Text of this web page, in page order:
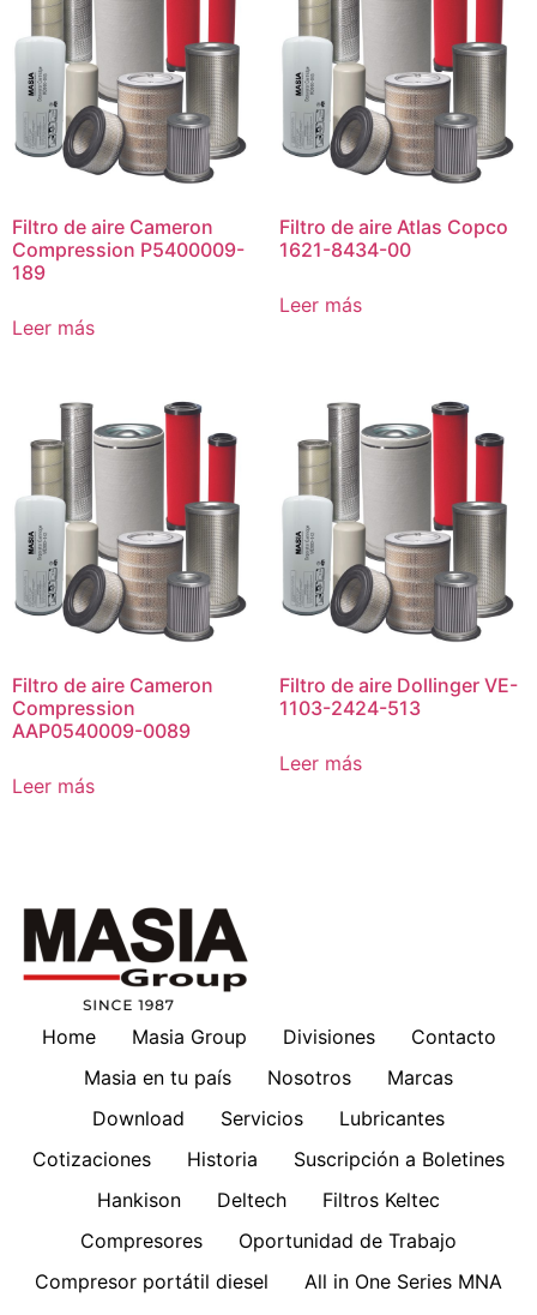
Filtro de aire Cameron
Compression P5400009-
189
Leer más
Filtro de aire Atlas Copco
1621-8434-00
Leer más
Filtro de aire Cameron
Compression
AAP0540009-0089
Leer más
Filtro de aire Dollinger VE-
1103-2424-513
Leer más
Home Masia Group Divisiones
Contacto
Masia en tu país
Nosotros
Marcas
Download
Servicios
Lubricantes
Cotizaciones
Historia
Suscripción a Boletines
Hankison
Deltech
Filtros Keltec
Compresores
Oportunidad de Trabajo
Compresor portátil diesel
All in One Series MNA